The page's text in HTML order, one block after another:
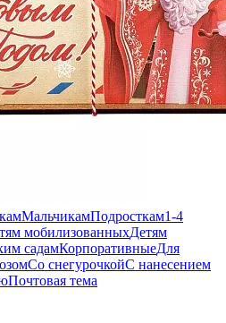
МальчикамПодросткам1-4
мобилизованныхДетям
садамКорпоративныеДля
Со снегурочкойС нанесением
Почтовая тема